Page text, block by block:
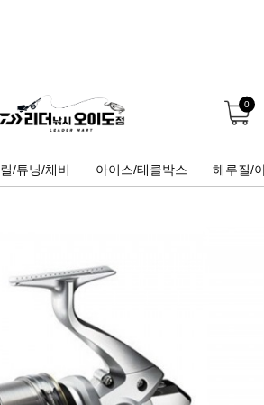
0
릴/튜닝/채비 아이스/태클박스 해루질/